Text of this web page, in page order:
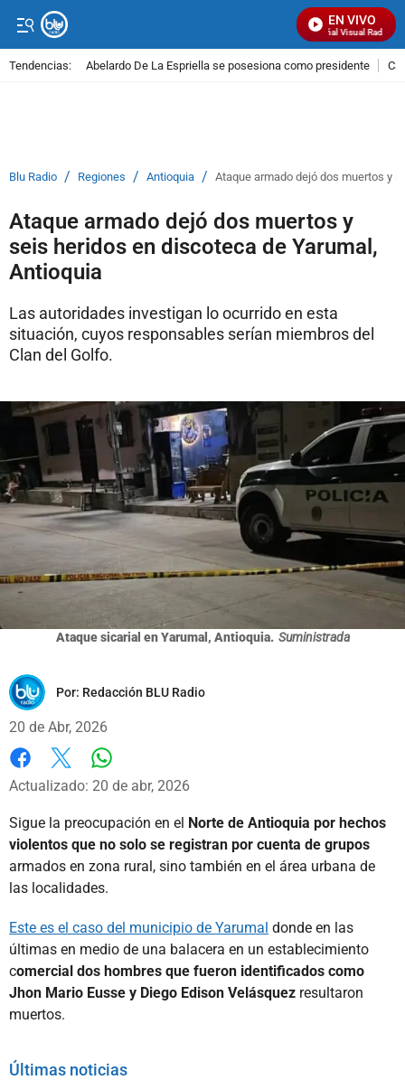
EN VIVO
Señal Visual Radio
Tendencias: Abelardo De La Espriella se posesiona como presidente
Blu Radio / Regiones / Antioquia / Ataque armado dejó dos muertos y
Ataque armado dejó dos muertos y
seis heridos en discoteca de Yarumal,
Antioquia
Las autoridades investigan lo ocurrido en esta
situación, cuyos responsables serían miembros del
Clan del Golfo.
Ataque sicarial en Yarumal, Antioquia. Suministrada
Por: Redacción BLU Radio
20 de Abr, 2026
Facebook
X
Actualizado: 20 de abr, 2026
Sigue la preocupación en el Norte de Antioquia por hechos
violentos que no solo se registran por cuenta de grupos
armados en zona rural, sino también en el área urbana de
las localidades.
Este es el caso del municipio de Yarumal donde en las
últimas en medio de una balacera en un establecimiento
comercial dos hombres que fueron identificados como
Jhon Mario Eusse y Diego Edison Velásquez resultaron
muertos.
Últimas noticias